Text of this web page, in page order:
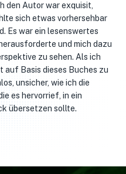
den Autor war exquisit,
sich etwas vorhersehbar
Es war ein lesenswertes
und mich dazu
zu sehen. Als ich
Basis dieses Buches zu
unsicher, wie ich die
es hervorrief, in ein
übersetzen sollte.